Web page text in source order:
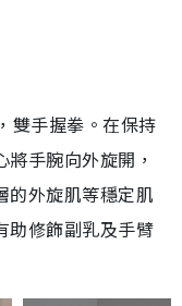
雙手握拳。在保持
手腕向外旋開，
的外旋肌等穩定肌
助修飾副乳及手臂